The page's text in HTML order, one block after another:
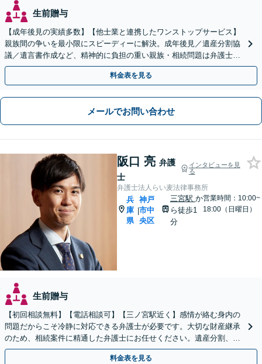
生前贈与
【成年後見の実績多数】【他士業と連携したワンストップサービス】
親族間の争いを最小限にスピーディーに解決。成年後見／遺産分割協
議／遺言書作成など、精神的に負担の重い親族・相続問題は弁護士に
お任せください！ノウハウと実績には自信あり
料金表を見る
メールでお問い合わせ
阪口 亮 弁護
士
インタビューを見
る
弁護士法人らい麦法律事務所
兵
庫
県
|
神戸
市中
央区
三宮駅 か
ら徒歩1
分
営業時間：10:00~
18:00（日曜日）
生前贈与
【初回相談無料】【電話相談可】【三ノ宮駅近く】感情が絡む身内の
問題だからこそ冷静に対応できる弁護士が必要です。大切な財産継承
のため、相続案件に精通した弁護士にお任せください。遺産分割、遺
言書作成、事業継承、家族信託など幅広いご相談に対応。
料金表を見る